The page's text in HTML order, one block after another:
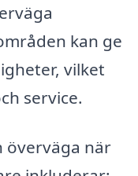
kan ge
vilket
service.
överväga när